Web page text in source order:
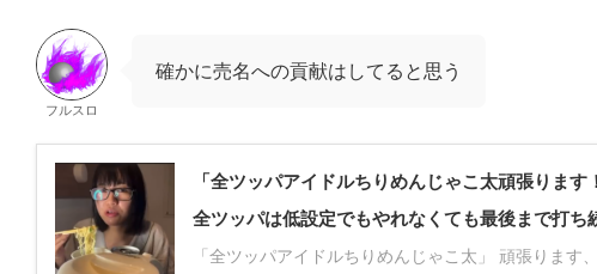
フルスロ
確かに売名への貢献はしてると思う
「全ツッパアイドルちりめんじゃこ太頑張りま
全ツッパは低設定でもやれなくても最後まで打ち
「全ツッパアイドルちりめんじゃこ太」 頑張ります